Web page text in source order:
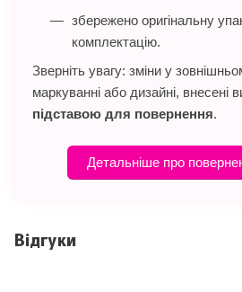
збережено оригінальну
комплектацію.
Зверніть увагу: зміни у
маркуванні або дизайні, внесені
підставою для повернення.
Детальніше про
Відгуки